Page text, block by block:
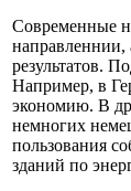
Современные
направленнии,
результатов.
Например, в
экономию. В
немногих
пользования
зданий по